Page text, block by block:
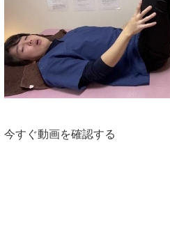
今すぐ動画を確認する